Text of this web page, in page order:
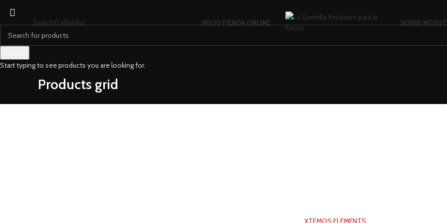
Search0 Wishlist INICIOTIENDA ONLINE SOBRE
Products grid
XTEMOS ELEMENTS
Start typing to see products you are looking for.